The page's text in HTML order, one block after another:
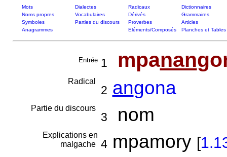
Mots Dialectes Radicaux
Dictionnaires
Noms propres
Vocabulaires Dérivés
Grammaires
Symboles
Parties du discours Proverbes
Articles
Anagrammes
Eléments/Composés Planches et Tables
Entrée 1 mpanan
Radical
2 angona
Partie du discours
3 nom
Explications en
malgache 4mpamory [